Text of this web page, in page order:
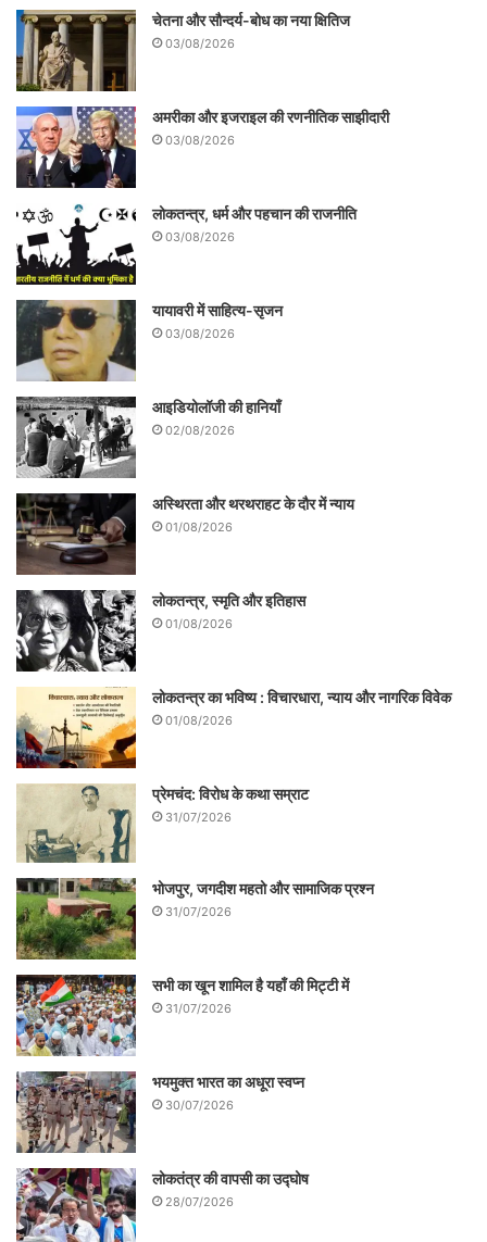
चेतना और सौन्दर्य-बोध का नया क्षितिज
03/08/2026
अमरीका और इजराइल की रणनीतिक साझीदारी
03/08/2026
लोकतन्त्र, धर्म और पहचान की राजनीति
03/08/2026
यायावरी में साहित्य-सृजन
03/08/2026
आइडियोलॉजी की हानियाँ
02/08/2026
अस्थिरता और थरथराहट के दौर में न्याय
01/08/2026
लोकतन्त्र, स्मृति और इतिहास
01/08/2026
लोकतन्त्र का भविष्य : विचारधारा, न्याय और नागरिक विवेक
01/08/2026
प्रेमचंद: विरोध के कथा सम्राट
31/07/2026
भोजपुर, जगदीश महतो और सामाजिक प्रश्न
31/07/2026
सभी का खून शामिल है यहाँ की मिट्टी में
31/07/2026
भयमुक्त भारत का अधूरा स्वप्न
30/07/2026
लोकतंत्र की वापसी का उद्घोष
28/07/2026